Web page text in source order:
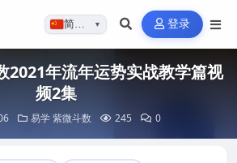
简体…▼ 登录
2021年流年运势实战教学篇视
频2集
易学紫微斗数 245 0